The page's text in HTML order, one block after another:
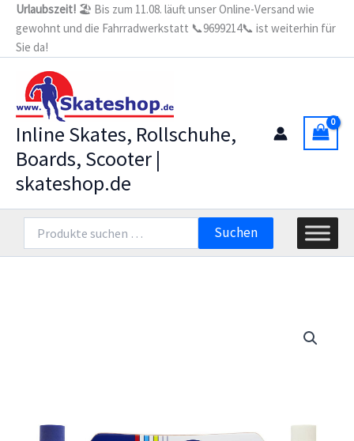
Zum
Inhalt
springen
Urlaubszeit! 🏖️ Bis zum 11.08. läuft unser Online-Versand wie
gewohnt und die Fahrradwerkstatt 📞9699214📞 ist weiterhin für
Sie da!
Inline Skates, Rollschuhe,
Boards, Scooter |
skateshop.de
nach:
Suchen
36"
Drop
Through
Longboard
(36"
Offshore
)
Menge